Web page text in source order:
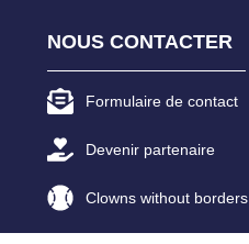
NOUS CONTACTER
Formulaire de contact
Devenir partenaire
Clowns without borders